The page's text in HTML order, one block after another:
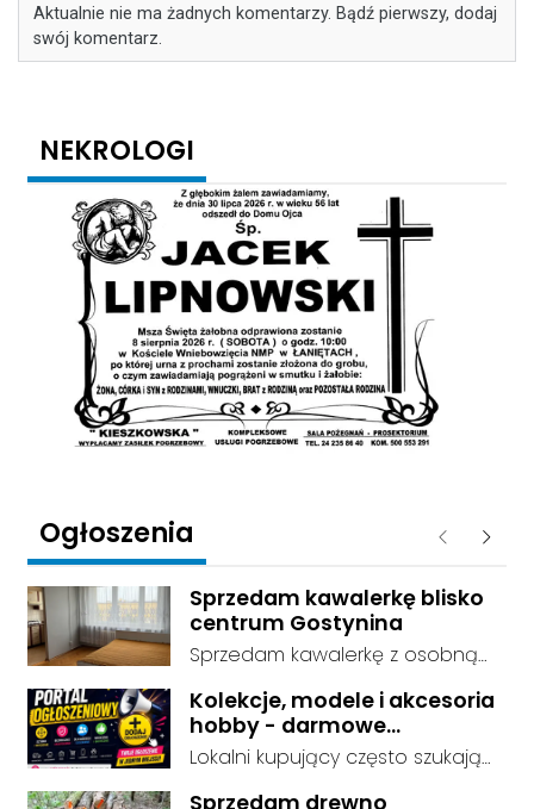
Aktualnie nie ma żadnych komentarzy. Bądź pierwszy, dodaj
swój komentarz.
NEKROLOGI
Ogłoszenia Poprzednie
Sprzedam kawalerkę blisko
centrum Gostynina
Sprzedam kawalerkę z osobną
Stan dobry - do zamieszkania, 3
piętro. Standard wykończenia -
dobry. cena do negocjacji.
Kolekcje, modele i akcesoria
hobby - darmowe
ogłoszenia, dodaj swoje za
Lokalni kupujący często szukają
Sprzedam drewno